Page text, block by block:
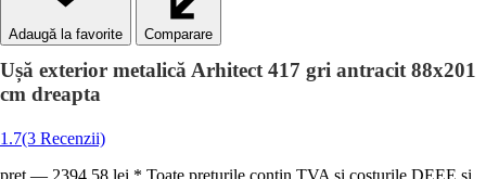
Comparare
Ușă exterior metalică Arhitect 417 gri antracit 88x201
cm dreapta
1.7(3 Recenzii)
preț — 2394,58 lei * Toate prețurile conțin TVA și costurile DEEE și